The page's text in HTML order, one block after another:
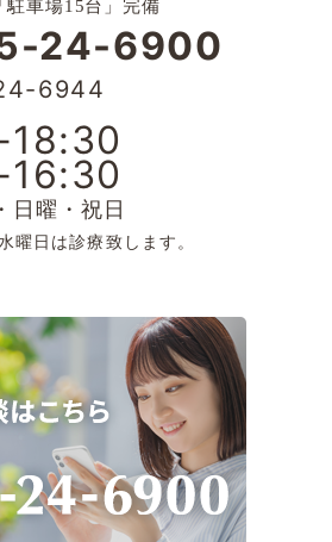
車場15台」完備
24-6900
6944
日曜・祝日
曜日は診療致します。